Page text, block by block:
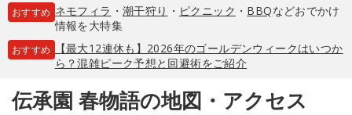
おすすめ ネモフィラ ・ 潮干狩り ・ ピクニック ・ BBQなどおでかけ
情報を大特集
おすすめ
【最大12連休も】2026年のゴールデンウィークはいつか
ら？混雑ピーク予想と回避術をご紹介
伝承園 春物語の地図・アクセス